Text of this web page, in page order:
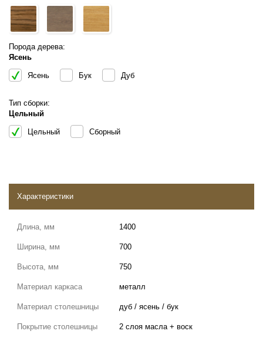
Порода дерева:
Ясень
Ясень Бук Дуб
Тип сборки:
Цельный
Цельный Сборный
Характеристики
Длина, мм 1400
Ширина, мм 700
Высота, мм 750
Материал каркаса металл
Материал столешницы дуб / ясень / бук
Покрытие столешницы 2 слоя масла + воск